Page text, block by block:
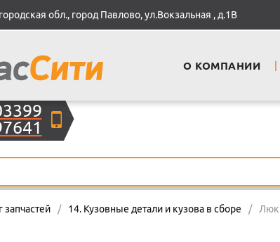
запчастей / 14. Кузовные детали и кузова в сборе / Люк
обл., город Павлово, ул.Вокзальная , д.1В
О КОМПАНИИ